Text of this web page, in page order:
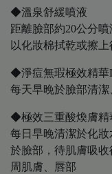
◆溫泉舒緩噴液
距離臉部約20公分
以化妝棉拭乾或擦
◆淨痘無瑕極效精華
每天早晚於臉部清潔
◆極效三重酸煥膚精
每日早晚清潔於化
於臉部，待肌膚吸
周肌膚、唇部